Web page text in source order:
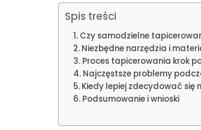
Spis treści
Czy samodzielne
Niezbędne narzędzia i
Proces tapicerowania krok
Najczęstsze problemy
Kiedy lepiej zdecydować się
Podsumowanie i wnioski